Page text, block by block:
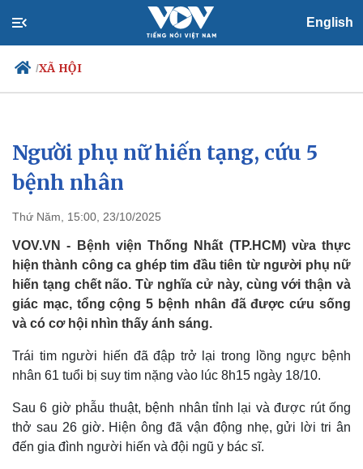
English
/XÃ HỘI
Chính trị
Đảng
Tổ chức nhân sự
Nhận diện sự thật
Xã hội
Việc làm
Biển đảo
Người phụ nữ hiến tạng, cứu 5
bệnh nhân
Thứ Năm, 15:00, 23/10/2025
VOV.VN - Bệnh viện Thống Nhất (TP.HCM) vừa thực
hiện thành công ca ghép tim đầu tiên từ người phụ nữ
hiến tạng chết não. Từ nghĩa cử này, cùng với thận và
giác mạc, tổng cộng 5 bệnh nhân đã được cứu sống
và có cơ hội nhìn thấy ánh sáng.
Trái tim người hiến đã đập trở lại trong lồng ngực bệnh
nhân 61 tuổi bị suy tim nặng vào lúc 8h15 ngày 18/10.
Sau 6 giờ phẫu thuật, bệnh nhân tỉnh lại và được rút ống
thở sau 26 giờ. Hiện ông đã vận động nhẹ, gửi lời tri ân
đến gia đình người hiến và đội ngũ y bác sĩ.